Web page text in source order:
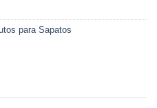
para Sapatos